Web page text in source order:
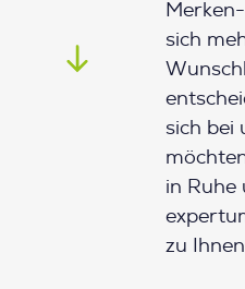
sich
sich bei
in Ruhe
zu